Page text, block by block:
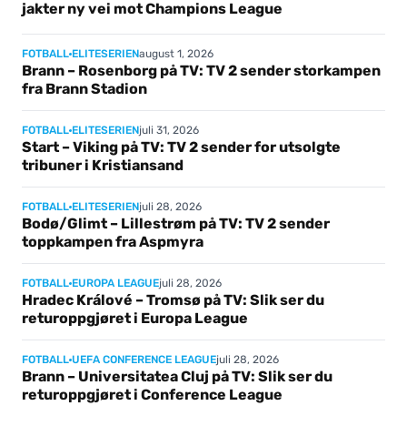
jakter ny vei mot Champions League
FOTBALL ELITESERIENaugust 1, 2026
Brann – Rosenborg på TV: TV 2 sender storkampen
fra Brann Stadion
FOTBALL ELITESERIENjuli 31, 2026
Start – Viking på TV: TV 2 sender for utsolgte
tribuner i Kristiansand
FOTBALL ELITESERIENjuli 28, 2026
Bodø/Glimt – Lillestrøm på TV: TV 2 sender
toppkampen fra Aspmyra
FOTBALL EUROPA LEAGUEjuli 28, 2026
Hradec Králové – Tromsø på TV: Slik ser du
returoppgjøret i Europa League
FOTBALL UEFA CONFERENCE LEAGUEjuli 28, 2026
Brann – Universitatea Cluj på TV: Slik ser du
returoppgjøret i Conference League